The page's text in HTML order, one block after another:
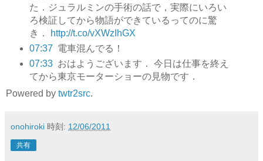
た．ジュラルミンの手術の話で，実際にいろい
ろ検証してから物語ができているってのに驚
き．
http://t.co/vXWzIhGX
07:37 電車混んでる！
07:33 おはようございます． 今日は仕事を終え
てから東京モーターショーの見物です．
Powered by twtr2src.
onohiroki 時刻: 12/06/2011
共有